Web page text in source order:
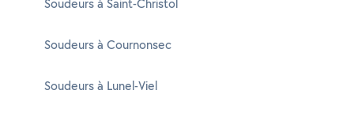
Soudeurs à Saint-Christol
Soudeurs à Cournonsec
Soudeurs à Lunel-Viel